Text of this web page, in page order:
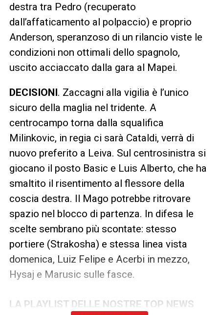
destra tra Pedro (recuperato
dall’affaticamento al polpaccio) e proprio
Anderson, speranzoso di un rilancio viste le
condizioni non ottimali dello spagnolo,
uscito acciaccato dalla gara al Mapei.
DECISIONI. Zaccagni alla vigilia è l’unico
sicuro della maglia nel tridente. A
centrocampo torna dalla squalifica
Milinkovic, in regia ci sarà Cataldi, verrà di
nuovo preferito a Leiva. Sul centrosinistra si
giocano il posto Basic e Luis Alberto, che ha
smaltito il risentimento al flessore della
coscia destra. Il Mago potrebbe ritrovare
spazio nel blocco di partenza. In difesa le
scelte sembrano più scontate: stesso
portiere (Strakosha) e stessa linea vista
domenica, Luiz Felipe e Acerbi in mezzo,
Hysaj e Marusic sulle fasce.
LA PLAYLIST DELLE NOSTRE TOP NEWS